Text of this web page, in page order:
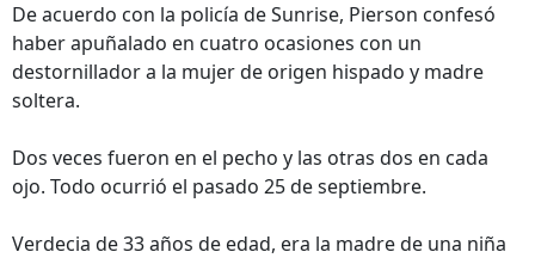
De acuerdo con la policía de Sunrise, Pierson confesó
haber apuñalado en cuatro ocasiones con un
destornillador a la mujer de origen hispado y madre
soltera.
Dos veces fueron en el pecho y las otras dos en cada
ojo. Todo ocurrió el pasado 25 de septiembre.
Verdecia de 33 años de edad, era la madre de una niña